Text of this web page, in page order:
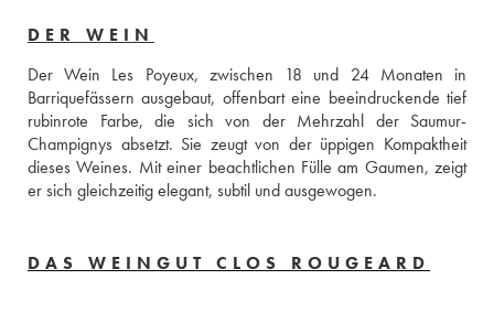
DER WEIN
Der Wein Les Poyeux, zwischen 18 und 24 Monaten in
Barriquefässern ausgebaut, offenbart eine beeindruckende tief
rubinrote Farbe, die sich von der Mehrzahl der Saumur-
Champignys absetzt. Sie zeugt von der üppigen Kompaktheit
dieses Weines. Mit einer beachtlichen Fülle am Gaumen, zeigt
er sich gleichzeitig elegant, subtil und ausgewogen.
DAS WEINGUT CLOS ROUGEARD